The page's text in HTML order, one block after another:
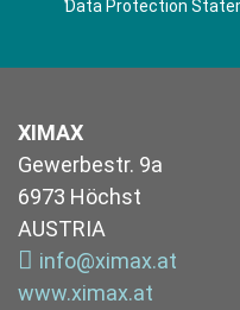
Data Protection
XIMAX
Gewerbestr. 9a
6973 Höchst
AUSTRIA
info@ximax.at
www.ximax.at